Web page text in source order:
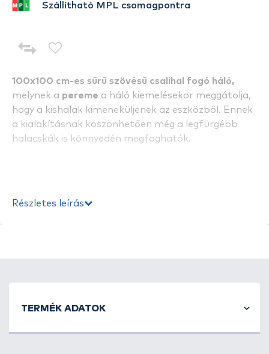
100x100 cm-es sűrű szövésű csalihal fogó háló,
melynek a pereme a háló kiemelésekor meggátolja,
hogy a kishalak kimeneküljenek az eszközből. Ennek
a kialakításnak köszönhetően még a legfürgébb
halacskák is könnyedén megfoghatók.
Részletes leírás
Szállítható MPL csomagpontra
TERMÉK ADATOK